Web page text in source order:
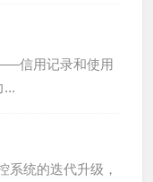
信用记录和使用
...
系统的迭代升级，